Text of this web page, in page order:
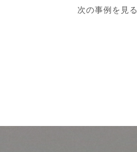
次の事例を見る